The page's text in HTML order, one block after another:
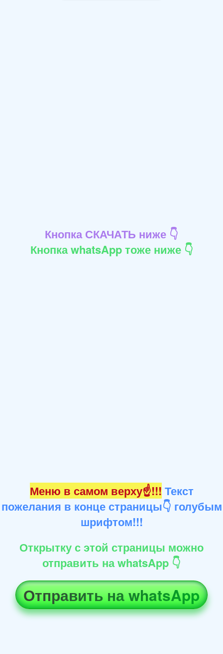
Кнопка СКАЧАТЬ ниже 👇
Кнопка whatsApp тоже ниже 👇
Меню в самом верху☝!!! Текст
пожелания в конце страницы👇 голубым
шрифтом!!!
Открытку с этой страницы можно
отправить на whatsApp 👇
Отправить на whatsApp